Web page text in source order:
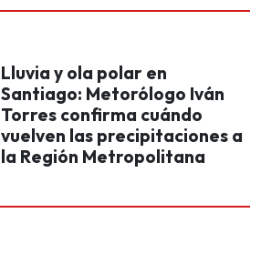
Lluvia y ola polar en
Santiago: Metorólogo Iván
Torres confirma cuándo
vuelven las precipitaciones a
la Región Metropolitana